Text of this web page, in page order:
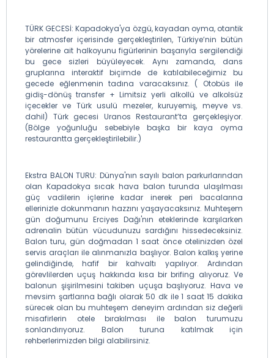
TÜRK GECESİ: Kapadokya'ya özgü, kayadan oyma, otantik
bir atmosfer içerisinde gerçekleştirilen, Türkiye’nin bütün
yörelerine ait halkoyunu figürlerinin başarıyla sergilendiği
bu gece sizleri büyüleyecek. Aynı zamanda, dans
gruplarına interaktif biçimde de katılabileceğimiz bu
gecede eğlenmenin tadına varacaksınız. ( Otobüs ile
gidiş-dönüş transfer + Limitsiz yerli alkollü ve alkolsüz
içecekler ve Türk usulü mezeler, kuruyemiş, meyve vs.
dahil) Türk gecesi Uranos Restaurant’ta gerçekleşiyor.
(Bölge yoğunluğu sebebiyle başka bir kaya oyma
restaurantta gerçekleştirilebilir.)
Ekstra BALON TURU: Dünya'nın sayılı balon parkurlarından
olan Kapadokya sıcak hava balon turunda ulaşılması
güç vadilerin içlerine kadar inerek peri bacalarına
ellerinizle dokunmanın hazzını yaşayacaksınız. Muhteşem
gün doğumunu Erciyes Dağı'nın eteklerinde karşılarken
adrenalin bütün vücudunuzu sardığını hissedeceksiniz.
Balon turu, gün doğmadan 1 saat önce otelinizden özel
servis araçları ile alınmanızla başlıyor. Balon kalkış yerine
gelindiğinde, hafif bir kahvaltı yapılıyor. Ardından
görevlilerden uçuş hakkında kısa bir brifing alıyoruz. Ve
balonun şişirilmesini takiben uçuşa başlıyoruz. Hava ve
mevsim şartlarına bağlı olarak 50 dk ile 1 saat 15 dakika
sürecek olan bu muhteşem deneyim ardından siz değerli
misafirlerin otele bırakılması ile balon turumuzu
sonlandırıyoruz. Balon turuna katılmak için
rehberlerimizden bilgi alabilirsiniz.